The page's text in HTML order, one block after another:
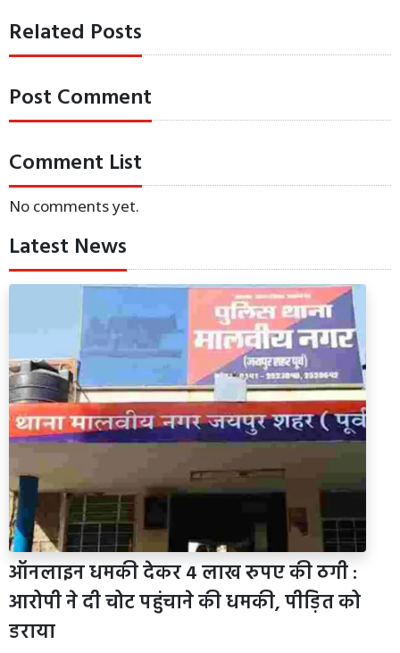
Related Posts
Post Comment
Comment List
No comments yet.
Latest News
ऑनलाइन धमकी देकर 4 लाख रुपए की ठगी :
आरोपी ने दी चोट पहुंचाने की धमकी, पीड़ित को
डराया